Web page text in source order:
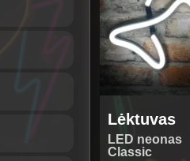
Lėktuvas
LED neonas
Classic